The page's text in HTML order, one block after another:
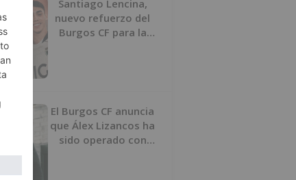
Santiago Lencina,
nuevo refuerzo del
Burgos CF para la
El Burgos CF anuncia
que Álex Lizancos ha
sido operado con